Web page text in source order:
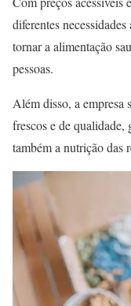
diferentes
tornar a alimentação
pessoas.
Além disso, a empresa
frescos e de qualidade,
também a nutrição das